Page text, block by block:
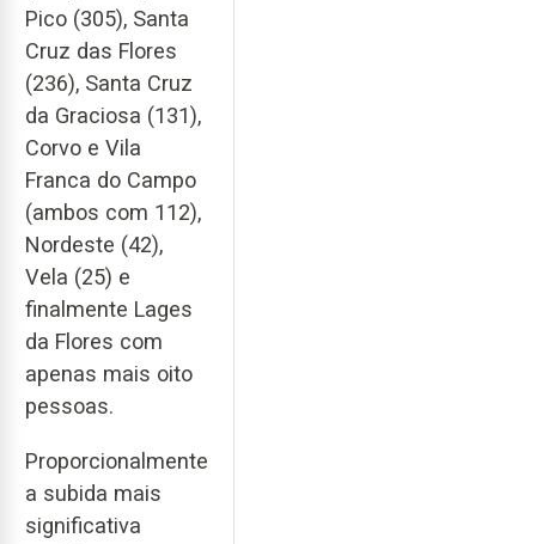
Pico (305), Santa
Cruz das Flores
(236), Santa Cruz
da Graciosa (131),
Corvo e Vila
Franca do Campo
(ambos com 112),
Nordeste (42),
Vela (25) e
finalmente Lages
da Flores com
apenas mais oito
pessoas.
Proporcionalmente
a subida mais
significativa